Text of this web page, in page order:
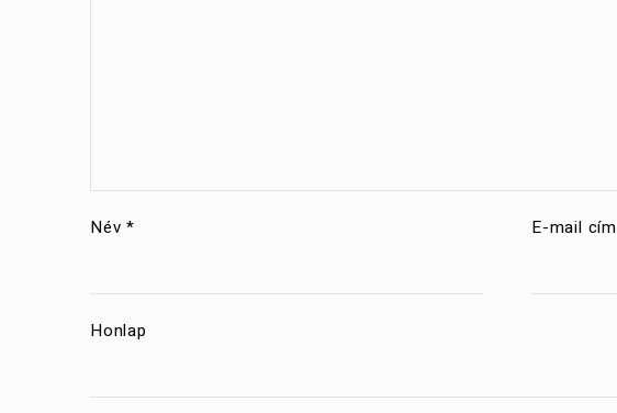
Név* E-mail cím
Honlap